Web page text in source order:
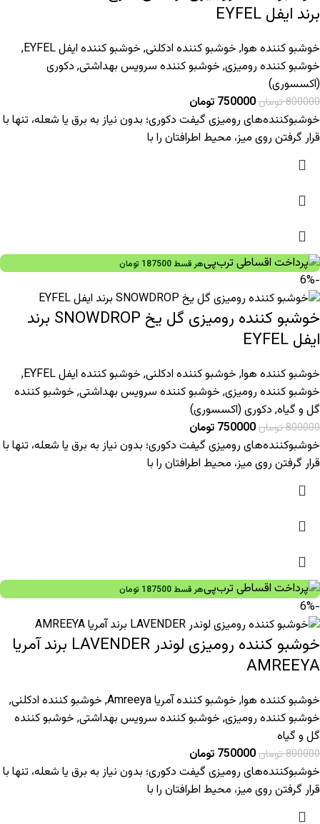
برند ایفل EYFEL
خوشبو کننده هوا, خوشبو کننده ادکلنی, خوشبو کننده ایفل EYFEL
,
خوشبو کننده رومیزی, خوشبو کننده سرویس بهداشتی, دکوری
(اکسسوری)
800000تومان750000 تومان
خوشبوکننده‌های رومیزی گیفت دکوری؛ بدون نیاز به برق یا شعله، تنها با
قرار گرفتن روی میز، محیط اطرافتان را با
هر قسط 187500 تومان
-6%
خوشبو کننده رومیزی گل یخ SNOWDROP برند
ایفل EYFEL
خوشبو کننده هوا, خوشبو کننده ادکلنی, خوشبو کننده ایفل EYFEL
,
خوشبو کننده رومیزی, خوشبو کننده سرویس بهداشتی, خوشبو کننده
گل و گیاه, دکوری (اکسسوری)
800000تومان750000 تومان
خوشبوکننده‌های رومیزی گیفت دکوری؛ بدون نیاز به برق یا شعله، تنها با
قرار گرفتن روی میز، محیط اطرافتان را با
هر قسط 187500 تومان
-6%
خوشبو کننده رومیزی لوندر LAVENDER برند آمریا
AMREEYA
خوشبو کننده هوا, خوشبو کننده آمریا Amreeya , خوشبو کننده ادکلنی,
خوشبو کننده رومیزی, خوشبو کننده سرویس بهداشتی, خوشبو کننده
گل و گیاه
800000تومان750000 تومان
خوشبوکننده‌های رومیزی گیفت دکوری؛ بدون نیاز به برق یا شعله، تنها با
قرار گرفتن روی میز، محیط اطرافتان را با